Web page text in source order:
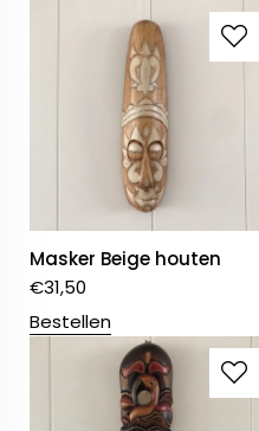
Masker Beige houten
€31,50
Bestellen